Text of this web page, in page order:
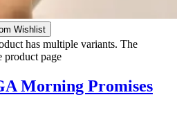
Wishlist
has multiple variants. The
product page
Morning Promises